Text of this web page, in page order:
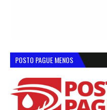
POSTO PAGUE MENOS